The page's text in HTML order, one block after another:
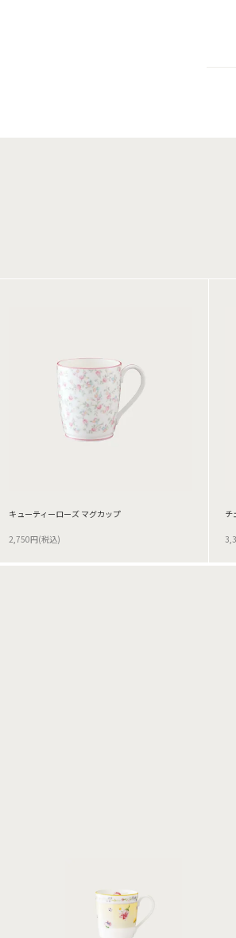
キューティーローズ マグカップ
2,750円(税込)
チ